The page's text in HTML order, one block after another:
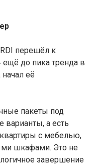
перешёл к
ещё до пика тренда в
её
пакеты под
варианты, а есть
с мебелью,
шкафами. Это не
завершение